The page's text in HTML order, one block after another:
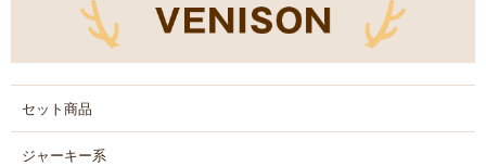
セット商品
ジャーキー系